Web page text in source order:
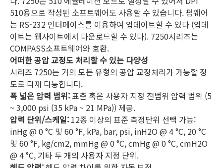
510용으로 작성된 소프트웨어도 사용할 수 있습니다. 펌웨어
는 RS-232 인터페이스를 이용하여 업데이트할 수 있다 (업데
이트는 웹사이트에서 다운로드할 수 있다). 7250시리즈는
COMPASS소프트웨어와 호환.
어떠한 공압 교정도 처리할 수 있는 다양성
시리즈 7250는 거의 모든 유형의 공압 교정처리가 가능할 정
도로 다재 다능합니다.
폭 넓은 압력 범위:표준 혹은 사용자 지정 전범위 압력 범위 (5
~ 3,000 psi (35 kPa ~ 21 MPa)) 제공.
압력 단위/스케일: 12종 이상의 표준 측정단위 선택 가능:
inHg @ 0 °C 및 60 °F, kPa, bar, psi, inH2O @ 4 °C, 20 °C
및 60 °F, kg/cm2, mmHg @ 0 °C, cmHg @ 0 °C, cmH2O
@ 4 °C, 기타 두 개의 사용자 지정 단위.